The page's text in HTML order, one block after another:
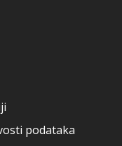
podataka